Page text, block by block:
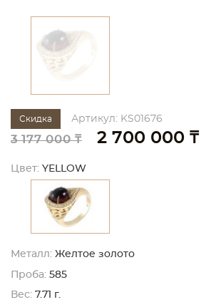
Скидка Артикул: KS01676
3 177 000 ₸ 2 700 000 ₸
Цвет: YELLOW
Металл: Желтое золото
Проба: 585
Вес: 7.71 г.